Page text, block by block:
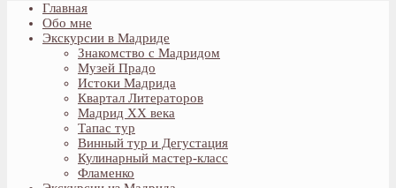
Главная
Обо мне
Экскурсии в Мадриде
Знакомство с Мадридом
Музей Прадо
Истоки Мадрида
Квартал Литераторов
Мадрид XX века
Тапас тур
Винный тур и Дегустация
Кулинарный мастер-класс
Фламенко